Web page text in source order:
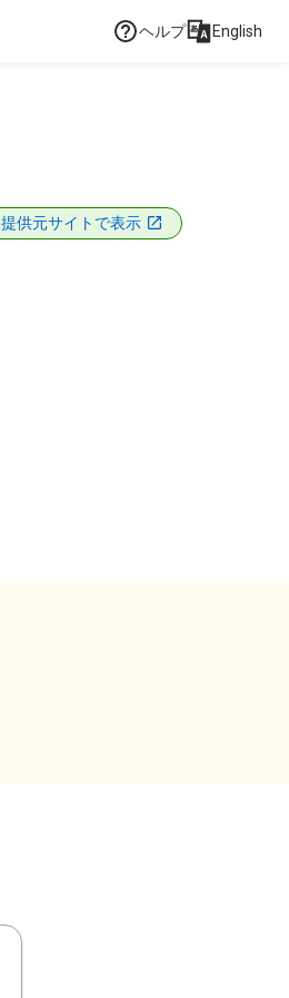
ヘルプ English
提供元サイトで表示